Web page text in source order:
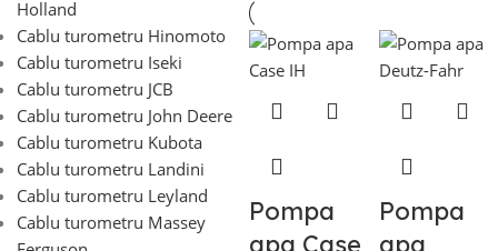
Holland
Cablu turometru Hinomoto
Cablu turometru Iseki
Cablu turometru JCB
Cablu turometru John Deere
Cablu turometru Kubota
Cablu turometru Landini
Cablu turometru Leyland
Cablu turometru Massey
Pompa
apa Case
Pompa
apa